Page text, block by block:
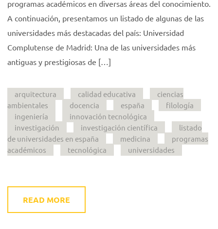
programas académicos en diversas áreas del conocimiento.
A continuación, presentamos un listado de algunas de las
universidades más destacadas del país: Universidad
Complutense de Madrid: Una de las universidades más
antiguas y prestigiosas de […]
arquitectura calidad educativa
ciencias
ambientales
docencia españa
filología
ingeniería
innovación tecnológica
investigación
investigación científica
listado
de universidades en españa
medicina
programas
académicos
tecnológica universidades
READ MORE